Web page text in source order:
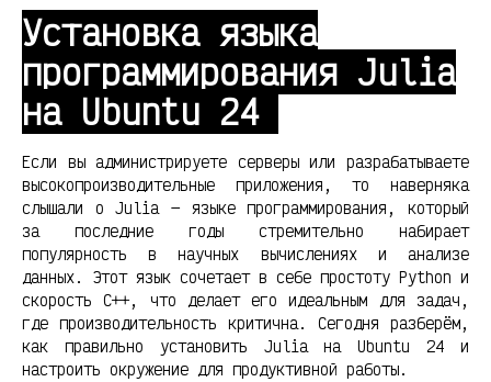
Установка языка
программирования Julia
на Ubuntu 24
Если вы администрируете серверы или разрабатываете
высокопроизводительные приложения, то наверняка
слышали о Julia — языке программирования, который
за последние годы стремительно набирает
популярность в научных вычислениях и анализе
данных. Этот язык сочетает в себе простоту Python и
скорость C++, что делает его идеальным для задач,
где производительность критична. Сегодня разберём,
как правильно установить Julia на Ubuntu 24 и
настроить окружение для продуктивной работы.